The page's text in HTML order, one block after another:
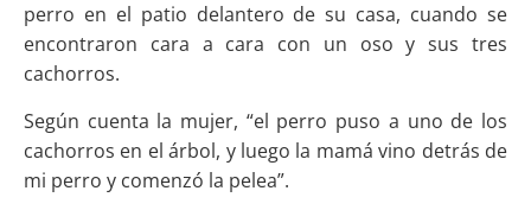
perro en el patio delantero de su casa, cuando se
encontraron cara a cara con un oso y sus tres
cachorros.
Según cuenta la mujer, “el perro puso a uno de los
cachorros en el árbol, y luego la mamá vino detrás de
mi perro y comenzó la pelea”.